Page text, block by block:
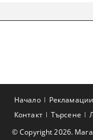
© Copyright 2026.
Начало Рекламации
Контакт
Търсене